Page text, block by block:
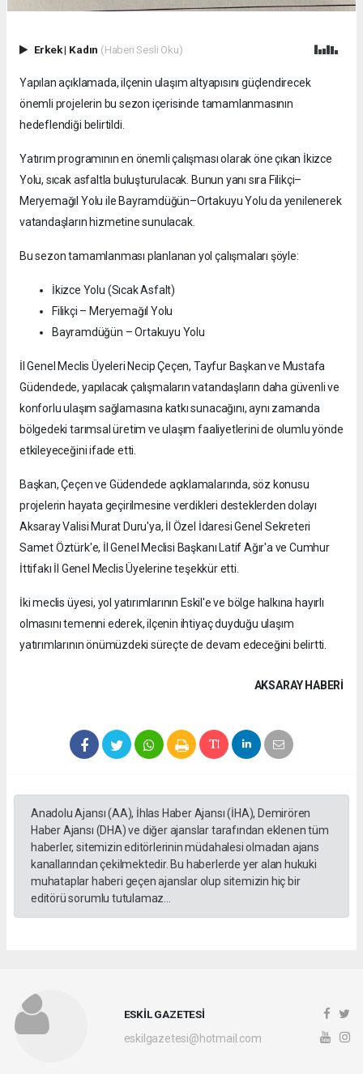
Erkek| Kadın (Haberi Sesli Oku)
Yapılan açıklamada, ilçenin ulaşım altyapısını güçlendirecek
önemli projelerin bu sezon içerisinde tamamlanmasının
hedeflendiği belirtildi.
Yatırım programının en önemli çalışması olarak öne çıkan İkizce
Yolu, sıcak asfaltla buluşturulacak. Bunun yanı sıra Filikçi–
Meryemağıl Yolu ile Bayramdüğün–Ortakuyu Yolu da yenilenerek
vatandaşların hizmetine sunulacak.
Bu sezon tamamlanması planlanan yol çalışmaları şöyle:
İkizce Yolu (Sıcak Asfalt)
Filikçi – Meryemağıl Yolu
Bayramdüğün – Ortakuyu Yolu
İl Genel Meclis Üyeleri Necip Çeçen, Tayfur Başkan ve Mustafa
Güdendede, yapılacak çalışmaların vatandaşların daha güvenli ve
konforlu ulaşım sağlamasına katkı sunacağını, aynı zamanda
bölgedeki tarımsal üretim ve ulaşım faaliyetlerini de olumlu yönde
etkileyeceğini ifade etti.
Başkan, Çeçen ve Güdendede açıklamalarında, söz konusu
projelerin hayata geçirilmesine verdikleri desteklerden dolayı
Aksaray Valisi Murat Duru'ya, İl Özel İdaresi Genel Sekreteri
Samet Öztürk'e, İl Genel Meclisi Başkanı Latif Ağır'a ve Cumhur
İttifakı İl Genel Meclis Üyelerine teşekkür etti.
İki meclis üyesi, yol yatırımlarının Eskil'e ve bölge halkına hayırlı
olmasını temenni ederek, ilçenin ihtiyaç duyduğu ulaşım
yatırımlarının önümüzdeki süreçte de devam edeceğini belirtti.
AKSARAY HABERİ
Anadolu Ajansı (AA), İhlas Haber Ajansı (İHA), Demirören
Haber Ajansı (DHA) ve diğer ajanslar tarafından eklenen tüm
haberler, sitemizin editörlerinin müdahalesi olmadan ajans
kanallarından çekilmektedir. Bu haberlerde yer alan hukuki
muhataplar haberi geçen ajanslar olup sitemizin hiç bir
editörü sorumlu tutulamaz...
ESKİL GAZETESİ
eskilgazetesi@hotmail.com